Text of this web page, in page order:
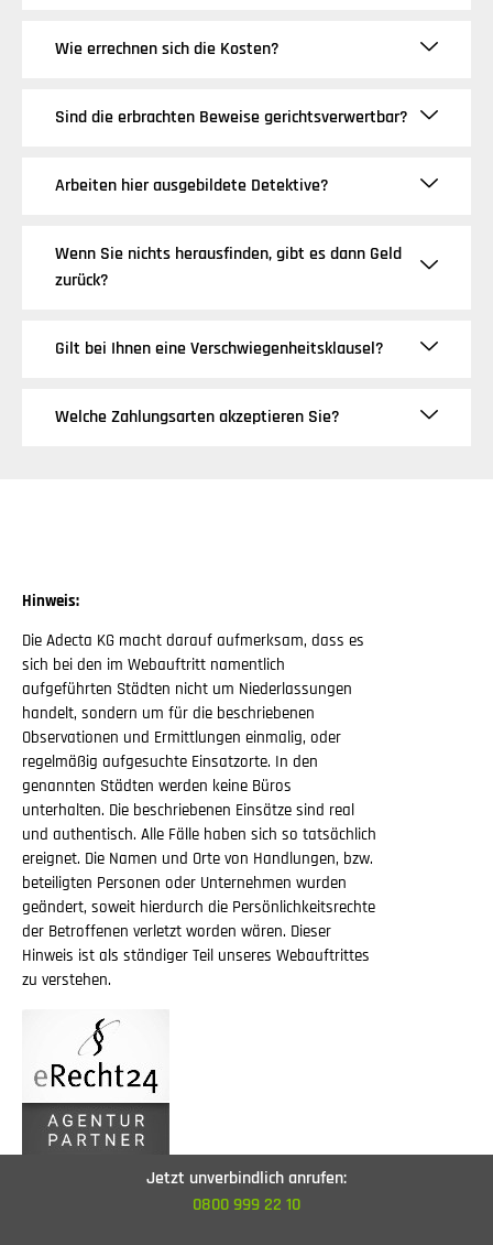
Wie errechnen sich die Kosten?
Sind die erbrachten Beweise gerichtsverwertbar?
Arbeiten hier ausgebildete Detektive?
Wenn Sie nichts herausfinden, gibt es dann Geld
zurück?
Gilt bei Ihnen eine Verschwiegenheitsklausel?
Welche Zahlungsarten akzeptieren Sie?
Hinweis:
Die Adecta KG macht darauf aufmerksam, dass es
sich bei den im Webauftritt namentlich
aufgeführten Städten nicht um Niederlassungen
handelt, sondern um für die beschriebenen
Observationen und Ermittlungen einmalig, oder
regelmäßig aufgesuchte Einsatzorte. In den
genannten Städten werden keine Büros
unterhalten. Die beschriebenen Einsätze sind real
und authentisch. Alle Fälle haben sich so tatsächlich
ereignet. Die Namen und Orte von Handlungen, bzw.
beteiligten Personen oder Unternehmen wurden
geändert, soweit hierdurch die Persönlichkeitsrechte
der Betroffenen verletzt worden wären. Dieser
Hinweis ist als ständiger Teil unseres Webauftrittes
zu verstehen.
Jetzt unverbindlich anrufen:
0800 999 22 10